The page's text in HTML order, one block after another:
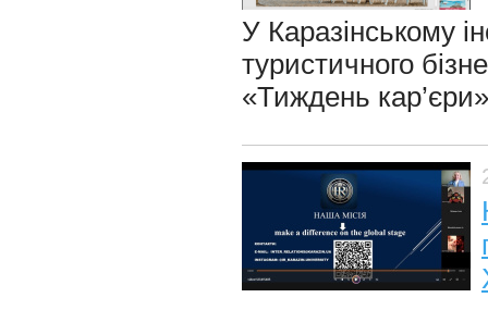
У Каразінському
туристичного
«Тиждень